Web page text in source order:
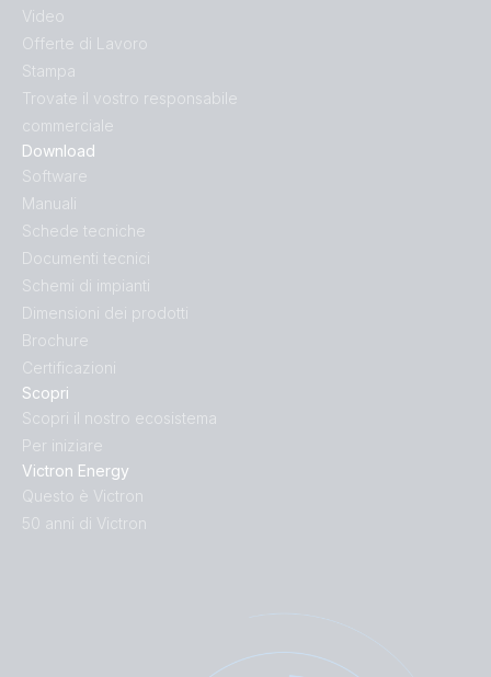
Scopri
Scopri il nostro ecosistema
Per iniziare
Victron Energy
Questo è Victron
50 anni di Victron
Download
Software
Manuali
Schede tecniche
Documenti tecnici
Schemi di impianti
Dimensioni dei prodotti
Brochure
Certificazioni
Video
Offerte di Lavoro
Stampa
Trovate il vostro responsabile
commerciale